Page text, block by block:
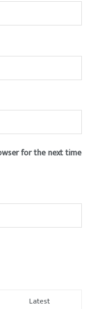
for the next time
Latest